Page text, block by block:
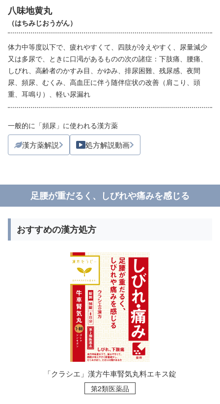
八味地黄丸
（はちみじおうがん）
体力中等度以下で、疲れやすくて、四肢が冷えやすく、尿量減少
又は多尿で、ときに口渇があるものの次の諸症：下肢痛、腰痛、
しびれ、高齢者のかすみ目、かゆみ、排尿困難、残尿感、夜間
尿、頻尿、むくみ、高血圧に伴う随伴症状の改善（肩こり、頭
重、耳鳴り）、軽い尿漏れ
一般的に「頻尿」に使われる漢方薬
漢方薬解説 処方解説動画
足腰が重だるく、しびれや痛みを感じる
おすすめの漢方処方
「クラシエ」漢方牛車腎気丸料エキス錠
第2類医薬品